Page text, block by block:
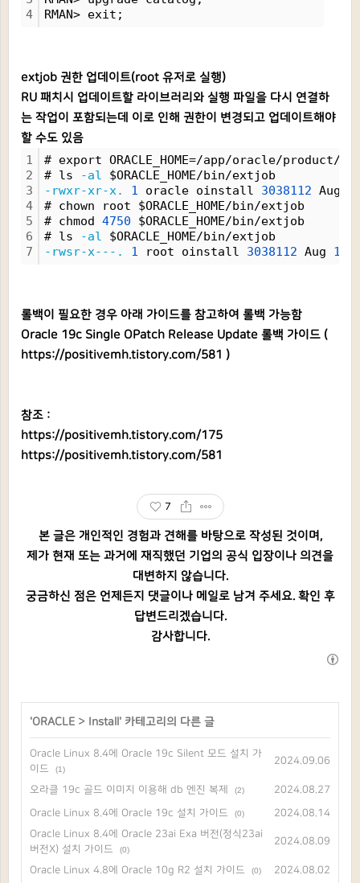
4
RMAN> exit;
extjob 권한 업데이트(root 유저로 실행)
RU 패치시 업데이트할 라이브러리와 실행 파일을 다시 연결하
는 작업이 포함되는데 이로 인해 권한이 변경되고 업데이트해야
할 수도 있음
1
2
3
4
5
6
7
# export ORACLE_HOME=/app/oracle/product/
# ls
-al $ORACLE_HOME/bin/extjob
-rwxr-xr-x.
1 oracle oinstall 3038112 Aug
# chown root $ORACLE_HOME/bin/extjob
# chmod 4750 $ORACLE_HOME/bin/extjob
# ls
-al $ORACLE_HOME/bin/extjob
-rwsr-x---.
1 root oinstall 3038112 Aug 16
롤백이 필요한 경우 아래 가이드를 참고하여 롤백 가능함
Oracle 19c Single OPatch Release Update 롤백 가이드 (
https://positivemh.tistory.com/581 )
참조 :
https://positivemh.tistory.com/175
https://positivemh.tistory.com/581
7
본 글은 개인적인 경험과 견해를 바탕으로 작성된 것이며,
제가 현재 또는 과거에 재직했던 기업의 공식 입장이나 의견을
대변하지 않습니다.
궁금하신 점은 언제든지 댓글이나 메일로 남겨 주세요. 확인 후
답변드리겠습니다.
감사합니다.
'ORACLE > Install ' 카테고리의 다른 글
Oracle Linux 8.4에 Oracle 19c Silent 모드 설치 가
이드
(1)
2024.09.06
오라클 19c 골드 이미지 이용해 db 엔진 복제 (2) 2024.08.27
Oracle Linux 8.4에 Oracle 19c 설치 가이드 (0)
2024.08.14
Oracle Linux 8.4에 Oracle 23ai Exa 버전(정식23ai
버전X) 설치 가이드
(0)
2024.08.09
Oracle Linux 4.8에 Oracle 10g R2 설치 가이드 (0) 2024.08.02